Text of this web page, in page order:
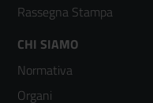
Rassegna Stampa
Footer
menù
CHI SIAMO
Normativa
Organi